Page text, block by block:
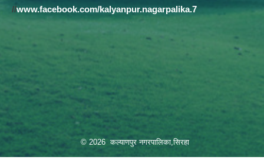
//www.facebook.com/kalyanpur.nagarpalika.7
© 2026 कल्याणपुर नगरपालिका,सिरहा